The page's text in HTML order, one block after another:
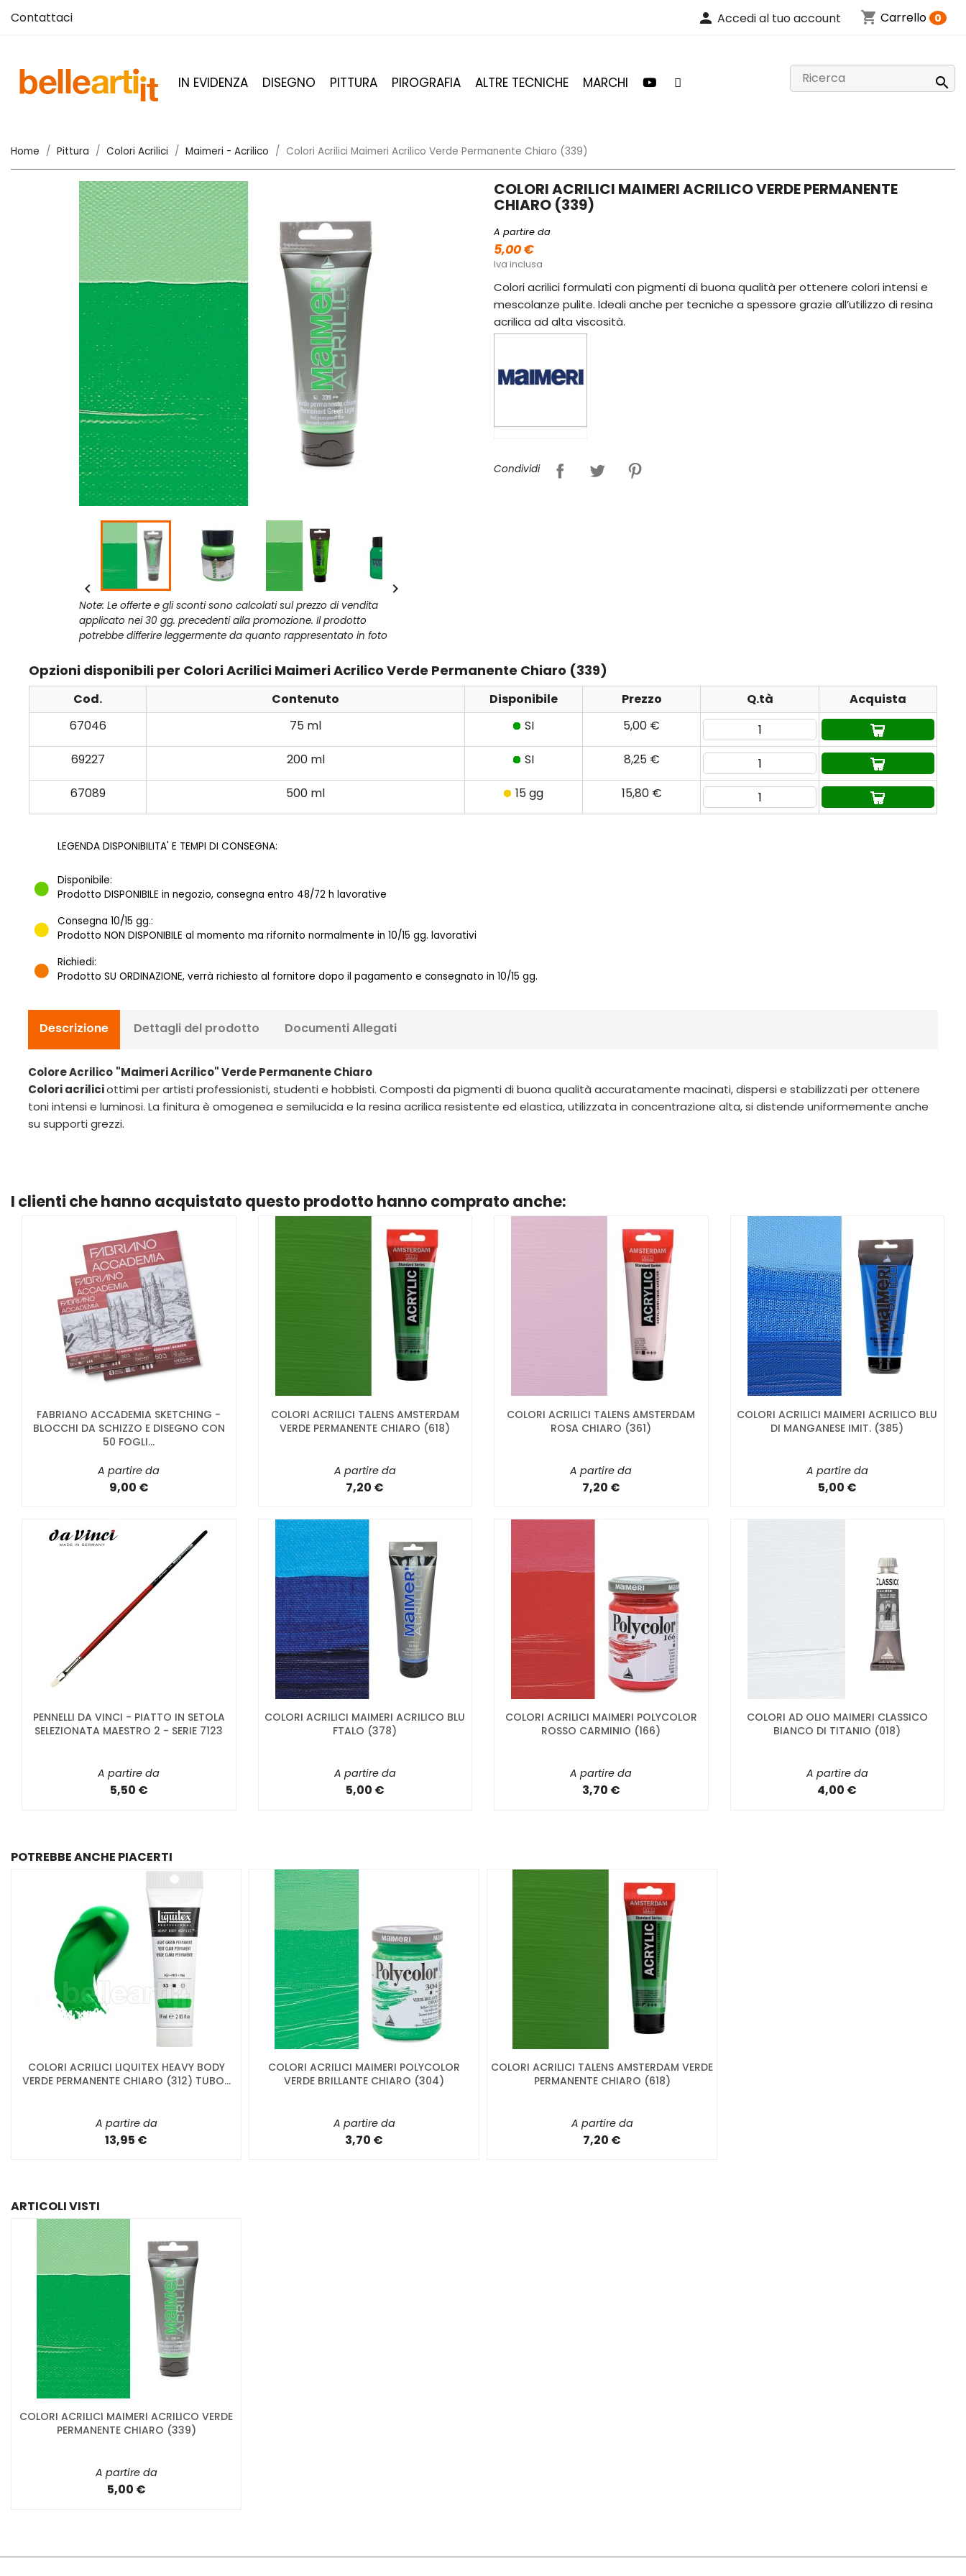
Contattaci person Accedi al tuo account shopping_cart Carrello 0
IN EVIDENZA DISEGNO PITTURA PIROGRAFIA ALTRE TECNICHE MARCHI 
Home Pittura Colori Acrilici Maimeri - Acrilico Colori Acrilici Maimeri Acrilico Verde Permanente Chiaro (339)
 
Note: Le offerte e gli sconti sono calcolati sul prezzo di vendita
applicato nei 30 gg. precedenti alla promozione. Il prodotto
potrebbe differire leggermente da quanto rappresentato in foto
COLORI ACRILICI MAIMERI ACRILICO VERDE PERMANENTE
CHIARO (339)
A partire da
5,00 €
Iva inclusa
Colori acrilici formulati con pigmenti di buona qualità per ottenere colori intensi e
mescolanze pulite. Ideali anche per tecniche a spessore grazie all’utilizzo di resina
acrilica ad alta viscosità.
Condividi
Opzioni disponibili per Colori Acrilici Maimeri Acrilico Verde Permanente Chiaro (339)
Cod. Contenuto Disponibile Prezzo Q.tà
Acquista
67046
75 ml SI 5,00 €
69227 200 ml SI 8,25 €
67089 500 ml 15 gg 15,80 €
LEGENDA DISPONIBILITA' E TEMPI DI CONSEGNA:
Disponibile:
Prodotto DISPONIBILE in negozio, consegna entro 48/72 h lavorative
Consegna 10/15 gg.:
Prodotto NON DISPONIBILE al momento ma rifornito normalmente in 10/15 gg. lavorativi
Richiedi:
Prodotto SU ORDINAZIONE, verrà richiesto al fornitore dopo il pagamento e consegnato in 10/15 gg.
Descrizione Dettagli del prodotto Documenti Allegati
Colore Acrilico "Maimeri Acrilico" Verde Permanente Chiaro
Colori acriliciottimi per artisti professionisti, studenti e hobbisti. Composti da pigmenti di buona qualità accuratamente macinati, dispersi e stabilizzati per ottenere
toni intensi e luminosi. La finitura è omogenea e semilucida e la resina acrilica resistente ed elastica, utilizzata in concentrazione alta, si distende uniformemente anche
su supporti grezzi.
I clienti che hanno acquistato questo prodotto hanno comprato anche:
FABRIANO ACCADEMIA SKETCHING -
BLOCCHI DA SCHIZZO E DISEGNO CON
50 FOGLI...
A partire da
9,00 €
COLORI ACRILICI TALENS AMSTERDAM
VERDE PERMANENTE CHIARO (618)
A partire da
7,20 €
COLORI ACRILICI TALENS AMSTERDAM
ROSA CHIARO (361)
A partire da
7,20 €
COLORI ACRILICI MAIMERI ACRILICO BLU
DI MANGANESE IMIT. (385)
A partire da
5,00 €
PENNELLI DA VINCI - PIATTO IN SETOLA
SELEZIONATA MAESTRO 2 - SERIE 7123
A partire da
5,50 €
COLORI ACRILICI MAIMERI ACRILICO BLU
FTALO (378)
A partire da
5,00 €
COLORI ACRILICI MAIMERI POLYCOLOR
ROSSO CARMINIO (166)
A partire da
3,70 €
COLORI AD OLIO MAIMERI CLASSICO
BIANCO DI TITANIO (018)
A partire da
4,00 €
POTREBBE ANCHE PIACERTI
COLORI ACRILICI LIQUITEX HEAVY BODY
VERDE PERMANENTE CHIARO (312) TUBO...
A partire da
13,95 €
COLORI ACRILICI MAIMERI POLYCOLOR
VERDE BRILLANTE CHIARO (304)
A partire da
3,70 €
COLORI ACRILICI TALENS AMSTERDAM VERDE
PERMANENTE CHIARO (618)
A partire da
7,20 €
ARTICOLI VISTI
COLORI ACRILICI MAIMERI ACRILICO VERDE
PERMANENTE CHIARO (339)
A partire da
5,00 €